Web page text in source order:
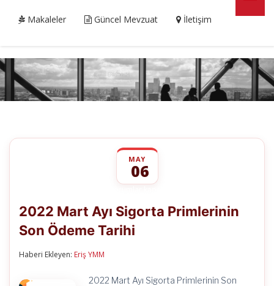
Makaleler Güncel Mevzuat İletişim
MAY
06
Ayı
Sigorta
Primlerinin
2022 Mart Ayı Sigorta Primlerinin
Son Ödeme Tarihi
Haberi Ekleyen: Eriş YMM
2022 Mart Ayı Sigorta Primlerinin Son